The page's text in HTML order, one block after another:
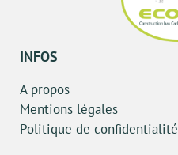
INFOS
A propos
Mentions légales
Politique de confidentialité